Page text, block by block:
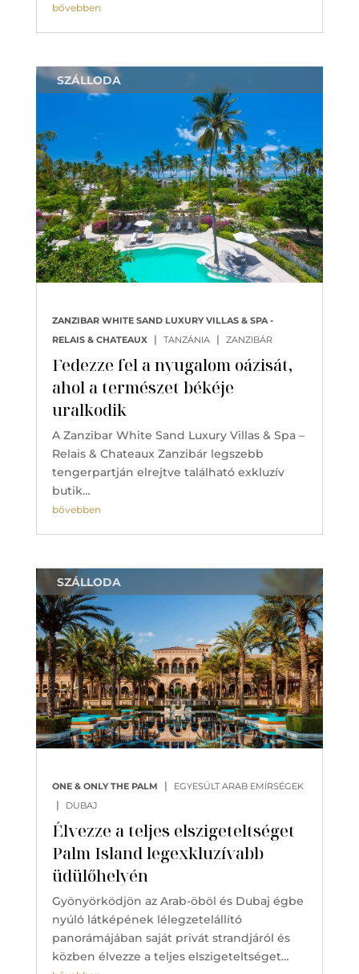
bővebben
Fedezze fel a nyugalom oázisát,
ahol a természet békéje
uralkodik
ZANZIBAR WHITE SAND LUXURY VILLAS & SPA -
RELAIS & CHATEAUX
| TANZÁNIA | ZANZIBÁR
SZÁLLODA
A Zanzibar White Sand Luxury Villas & Spa –
Relais & Chateaux Zanzibár legszebb
tengerpartján elrejtve található exkluzív
butik…
bővebben
Élvezze a teljes elszigeteltséget
Palm Island legexkluzívabb
üdülőhelyén
ONE & ONLY THE PALM | EGYESÜLT ARAB EMÍRSÉGEK
| DUBAJ
SZÁLLODA
Gyönyörködjön az Arab-öböl és Dubaj égbe
nyúló látképének lélegzetelállító
panorámájában saját privát strandjáról és
közben élvezze a teljes elszigeteltséget…